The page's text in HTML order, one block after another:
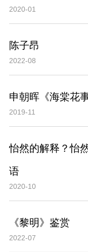
2020-01
陈子昂
2022-08
申朝晖《海棠花
2019-11
怡然的解释？怡
语
2020-10
《黎明》鉴赏
2022-07